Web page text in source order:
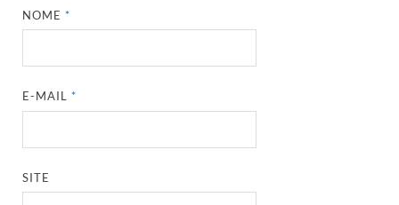
NOME*
E-MAIL*
SITE